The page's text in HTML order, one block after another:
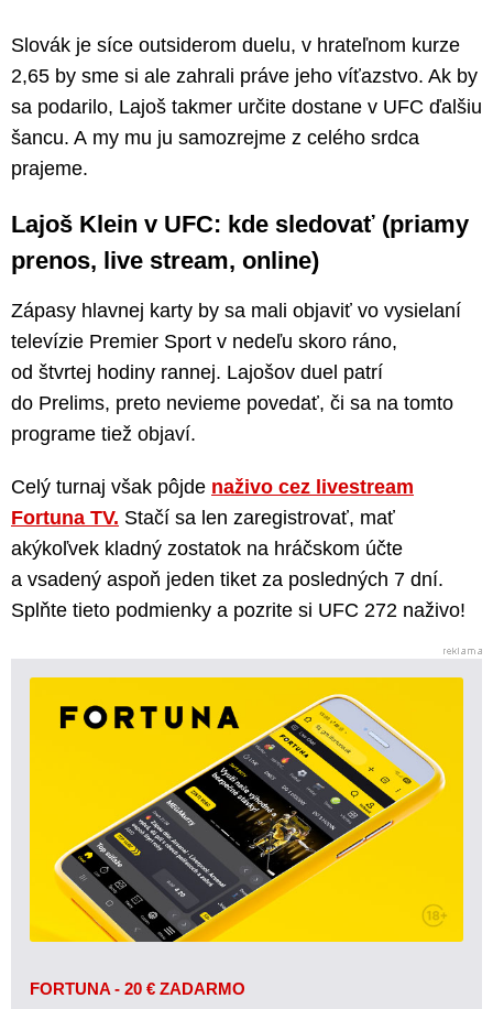
Slovák je síce outsiderom duelu, v hrateľnom kurze
2,65 by sme si ale zahrali práve jeho víťazstvo. Ak by
sa podarilo, Lajoš takmer určite dostane v UFC ďalšiu
šancu. A my mu ju samozrejme z celého srdca
prajeme.
Lajoš Klein v UFC: kde sledovať (priamy
prenos, live stream, online)
Zápasy hlavnej karty by sa mali objaviť vo vysielaní
televízie Premier Sport v nedeľu skoro ráno,
od štvrtej hodiny rannej. Lajošov duel patrí
do Prelims, preto nevieme povedať, či sa na tomto
programe tiež objaví.
Celý turnaj však pôjde naživo cez livestream
Fortuna TV. Stačí sa len zaregistrovať, mať
akýkoľvek kladný zostatok na hráčskom účte
a vsadený aspoň jeden tiket za posledných 7 dní.
Splňte tieto podmienky a pozrite si UFC 272 naživo!
FORTUNA - 20 € ZADARMO